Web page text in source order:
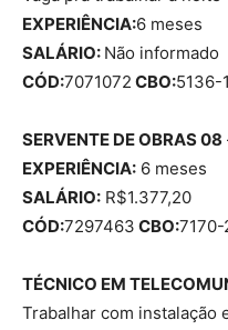
EXPERIÊNCIA:6 meses
SALÁRIO: Não informado
CÓD:7071072 CBO:5136-
SERVENTE DE OBRAS 08
EXPERIÊNCIA: 6 meses
SALÁRIO: R$1.377,20
CÓD:7297463 CBO:7170-
TÉCNICO EM
Trabalhar com instalação